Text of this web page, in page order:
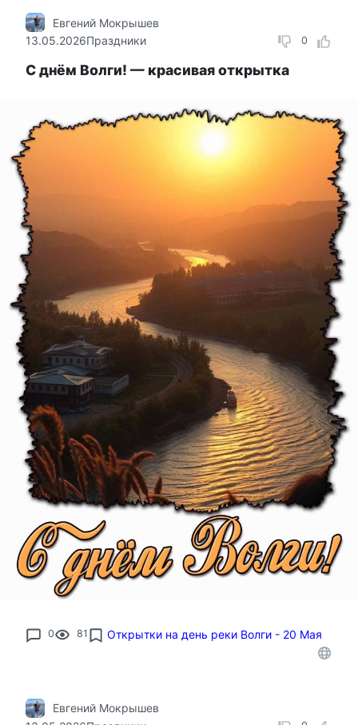
0
Евгений Мокрышев
13.05.2026Праздники
С днём Волги! — красивая открытка
0 81 Открытки на день реки Волги - 20 Мая
Евгений Мокрышев